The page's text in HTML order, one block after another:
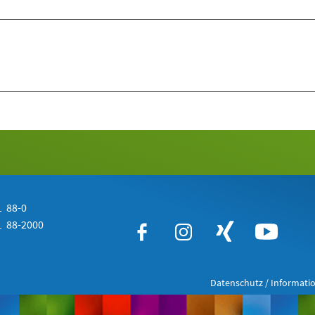
88-0
88-2000
Datenschutz /